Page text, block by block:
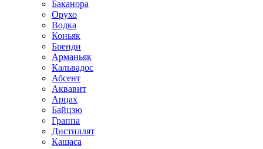
Баканора
Орухо
Водка
Коньяк
Бренди
Арманьяк
Кальвадос
Абсент
Аквавит
Арцах
Байцзю
Граппа
Дистиллят
Кашаса